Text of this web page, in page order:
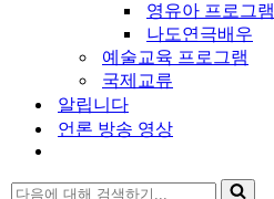
영유아 프로그램
나도연극배우
예술교육 프로그램
국제교류
알립니다
언론 방송 영상
다